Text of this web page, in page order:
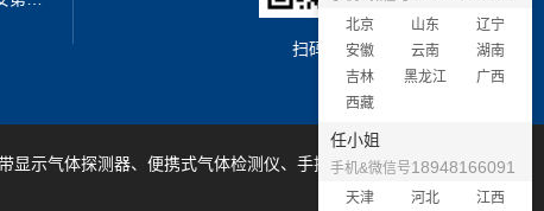
扫码加微信
显示气体探测器、便携式气体检测仪、手提式气体检测仪等产品
北京 山东
辽宁
安徽
云南
湖南
吉林
黑龙江
广西
西藏
任小姐
手机&微信号18948166091
天津 河北 江西